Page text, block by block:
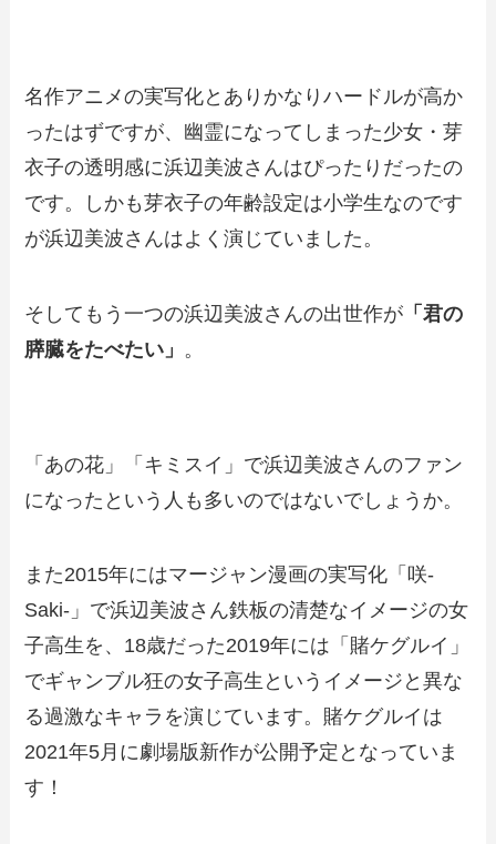
名作アニメの実写化とありかなりハードルが高か
ったはずですが、幽霊になってしまった少女・芽
衣子の透明感に浜辺美波さんはぴったりだったの
です。しかも芽衣子の年齢設定は小学生なのです
が浜辺美波さんはよく演じていました。
そしてもう一つの浜辺美波さんの出世作が 「君の
膵臓をたべたい」 。
「あの花」「キミスイ」で浜辺美波さんのファン
になったという人も多いのではないでしょうか。
また2015年にはマージャン漫画の実写化「咲-
Saki-」で浜辺美波さん鉄板の清楚なイメージの女
子高生を、18歳だった2019年には「賭ケグルイ」
でギャンブル狂の女子高生というイメージと異な
る過激なキャラを演じています。賭ケグルイは
2021年5月に劇場版新作が公開予定となっていま
す！